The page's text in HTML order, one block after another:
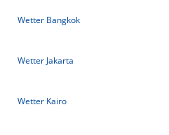
Wetter Bangkok
Wetter Jakarta
Wetter Kairo